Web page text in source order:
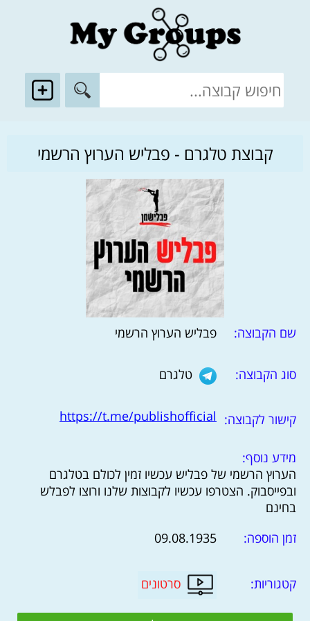
קבוצת טלגרם - פבליש הערוץ הרשמי
שם הקבוצה: פבליש הערוץ הרשמי
סוג הקבוצה: טלגרם
קישור לקבוצה: https://t.me/publishofficial
מידע נוסף:
הערוץ הרשמי של פבליש עכשיו זמין לכולם בטלגרם
ובפייסבוק. הצטרפו עכשיו לקבוצות שלנו ורוצו לפבלש
בחינם
זמן הוספה:
קטגוריות: סרטונים